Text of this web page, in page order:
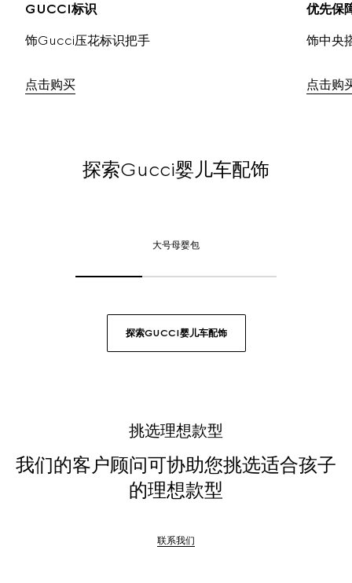
GUCCI标识
饰Gucci压花标识把手
点击购买
优先保
饰中央
点击购
探索Gucci婴儿车配饰
母
击
或
轻
详
大号母婴包
探索GUCCI婴儿车配饰
挑选理想款型
我们的客户顾问可协助您挑选适合孩子
的理想款型
联系我们